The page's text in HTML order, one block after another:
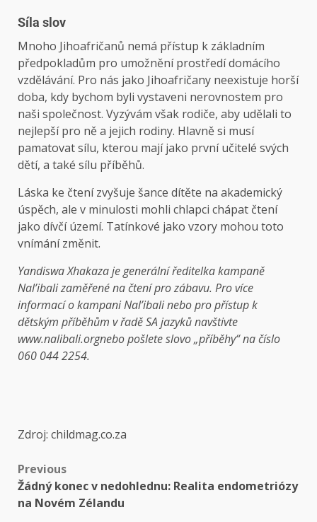
Síla slov
Mnoho Jihoafričanů nemá přístup k základním
předpokladům pro umožnění prostředí domácího
vzdělávání. Pro nás jako Jihoafričany neexistuje horší
doba, kdy bychom byli vystaveni nerovnostem pro
naši společnost. Vyzývám však rodiče, aby udělali to
nejlepší pro ně a jejich rodiny. Hlavně si musí
pamatovat sílu, kterou mají jako první učitelé svých
dětí, a také sílu příběhů.
Láska ke čtení zvyšuje šance dítěte na akademický
úspěch, ale v minulosti mohli chlapci chápat čtení
jako dívčí území. Tatínkové jako vzory mohou toto
vnímání změnit.
Yandiswa Xhakaza je generální ředitelka kampaně
Nal’ibali zaměřené na čtení pro zábavu. Pro více
informací o kampani Nal’ibali nebo pro přístup k
dětským příběhům v řadě SA jazyků navštivte
www.nalibali.orgnebo pošlete slovo „příběhy“ na číslo
060 044 2254.
Zdroj: childmag.co.za
Previous
Žádný konec v nedohlednu: Realita endometriózy
na Novém Zélandu